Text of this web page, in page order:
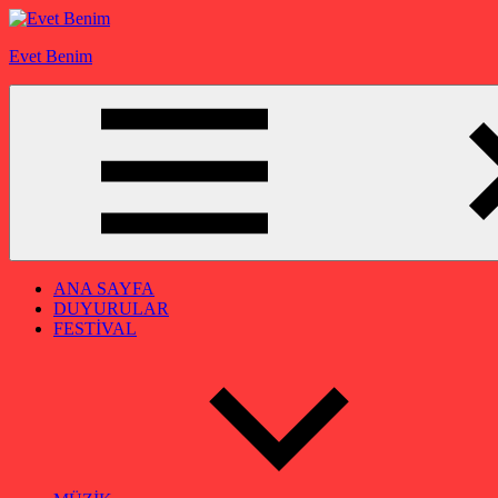
İçeriğe
Evet Benim
ANA SAYFA
DUYURULAR
FESTİVAL